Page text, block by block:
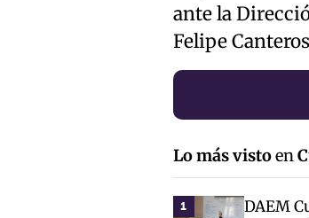
ante la
Felipe
Lo más vistoen
1
DAEM